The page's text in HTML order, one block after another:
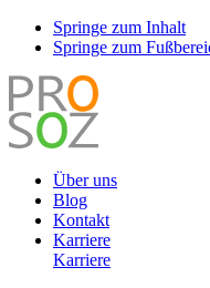
Springe zum Inhalt
Springe zum
Über uns
Blog
Kontakt
Karriere
Karriere